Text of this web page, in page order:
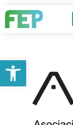
Abrir barra de